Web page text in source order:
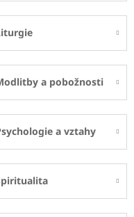
a pobožnosti
a vztahy